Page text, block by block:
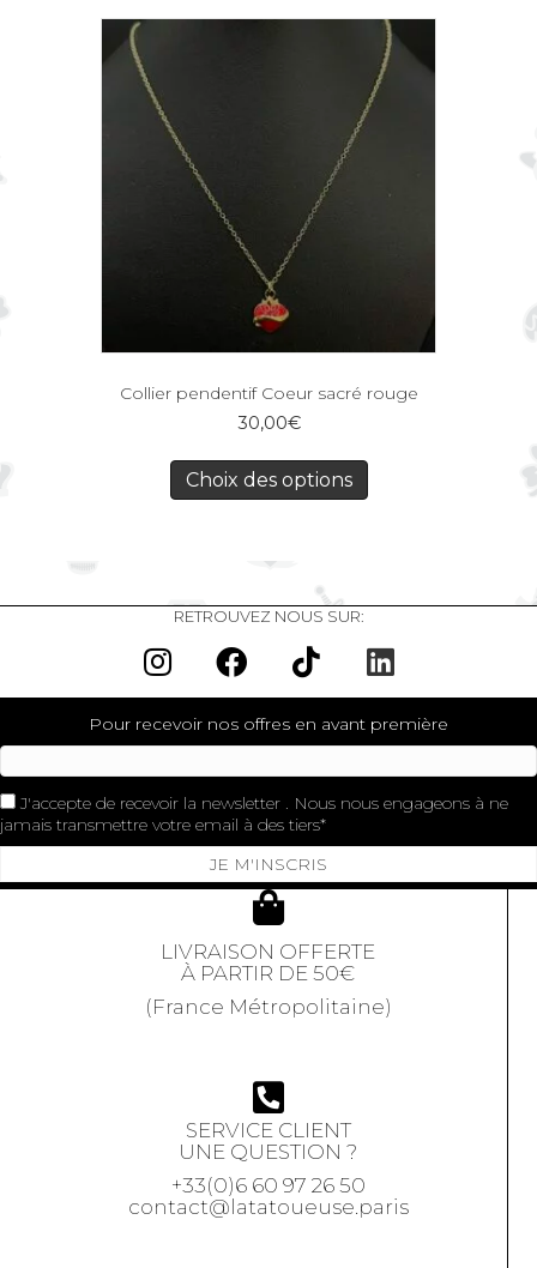
Collier pendentif Coeur sacré rouge
30,00€
Choix des options
RETROUVEZ NOUS SUR:
Pour recevoir nos offres en avant première
J'accepte de recevoir la newsletter . Nous nous engageons à ne
jamais transmettre votre email à des tiers
JE M'INSCRIS
LIVRAISON OFFERTE
À PARTIR DE 50€
(France Métropolitaine)
SERVICE CLIENT
UNE QUESTION ?
+33(0)6 60 97 26 50
contact@latatoueuse.paris